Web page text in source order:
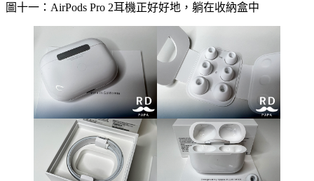
圖十一：AirPods Pro 2耳機正好好地，躺在收納盒中